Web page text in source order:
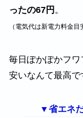
ったの67円 。
（電気代は新電力料金
毎日ぽかぽかフ
安いなんて最高で
▼省エネ